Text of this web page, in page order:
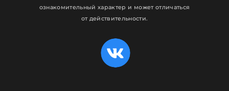
ознакомительный характер и может отличаться
от действительности.